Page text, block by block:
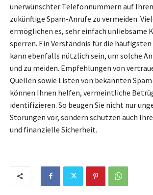
unerwünschter Telefonnummern auf
zukünftige Spam-Anrufe zu vermeiden.
ermöglichen es, sehr einfach unliebsame
sperren. Ein Verständnis für die
kann ebenfalls nützlich sein, um solche
und zu meiden. Empfehlungen von
Quellen sowie Listen von bekannten
können Ihnen helfen, vermeintliche
identifizieren. So beugen Sie nicht nur
Störungen vor, sondern schützen auch
und finanzielle Sicherheit.